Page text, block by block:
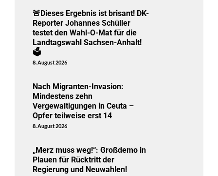
🚨Dieses Ergebnis ist brisant! DK-
Reporter Johannes Schüller
testet den Wahl-O-Mat für die
Landtagswahl Sachsen-Anhalt!
🗳️
8. August 2026
Nach Migranten-Invasion:
Mindestens zehn
Vergewaltigungen in Ceuta –
Opfer teilweise erst 14
8. August 2026
„Merz muss weg!“: Großdemo in
Plauen für Rücktritt der
Regierung und Neuwahlen!